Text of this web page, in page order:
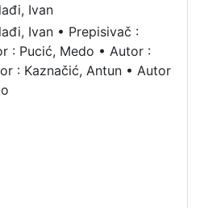
Ivan
Ivan • Prepisivač :
: Pucić, Medo • Autor :
: Kaznačić, Antun • Autor